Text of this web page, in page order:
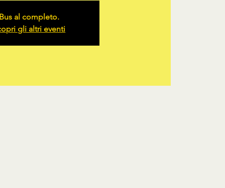
Bus al completo.
gli altri eventi